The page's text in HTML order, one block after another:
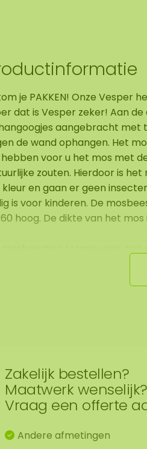
je PAKKEN! Onze Vesper
dat is Vesper zeker! Aan
aangebracht met
de wand ophangen. Het
hebben voor u het mos met
zouten. Hierdoor is
kleur en gaan er geen
is voor kinderen. De
hoog. De dikte van het
soorten
Zakelijk bestellen?
Maatwerk wenselijk?
Vraag een offerte
Andere afmetingen